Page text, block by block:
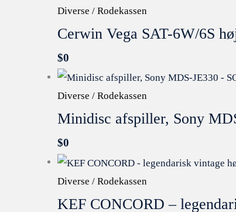
Diverse / Rodekassen
Cerwin Vega SAT-6W/6S
$0
Diverse / Rodekassen
Minidisc afspiller, Sony
$0
Diverse / Rodekassen
KEF CONCORD –